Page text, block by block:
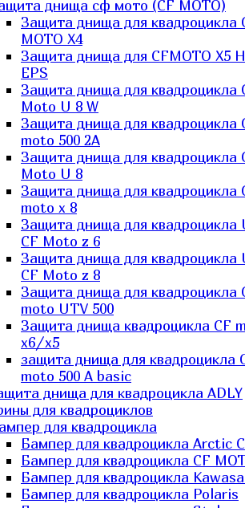
днища сф мото (CF MOTO)
Защита днища для квадроцикла
MOTO X4
Защита днища для CFMOTO X5
EPS
Защита днища для квадроцикла
Moto U 8 W
Защита днища для квадроцикла
moto 500 2A
Защита днища для квадроцикла
Moto U 8
Защита днища для квадроцикла
moto x 8
Защита днища для квадроцикла
CF Moto z 6
Защита днища для квадроцикла
CF Moto z 8
Защита днища для квадроцикла
moto UTV 500
Защита днища квадроцикла СF
x6/x5
защита днища для квадроцикла
moto 500 A basic
днища для квадроцикла ADLY
для квадроциклов
для квадроцикла
Бампер для квадроцикла Arctic
Бампер для квадроцикла CF
Бампер для квадроцикла
Бампер для квадроцикла Polaris